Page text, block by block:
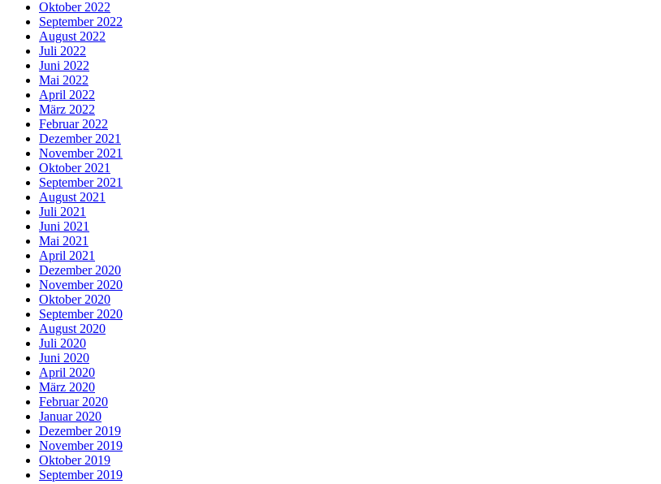
Oktober 2022
September 2022
August 2022
Juli 2022
Juni 2022
Mai 2022
April 2022
März 2022
Februar 2022
Dezember 2021
November 2021
Oktober 2021
September 2021
August 2021
Juli 2021
Juni 2021
Mai 2021
April 2021
Dezember 2020
November 2020
Oktober 2020
September 2020
August 2020
Juli 2020
Juni 2020
April 2020
März 2020
Februar 2020
Januar 2020
Dezember 2019
November 2019
Oktober 2019
September 2019